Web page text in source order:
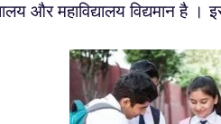
और महाविद्यालय विद्यमान